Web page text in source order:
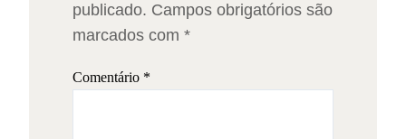
publicado. Campos obrigatórios são
marcados com *
Comentário *